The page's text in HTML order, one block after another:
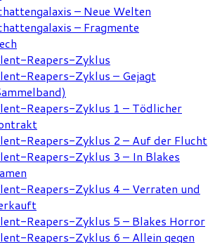
– Neue Welten
– Fragmente
Reapers-Zyklus
Reapers-Zyklus – Gejagt
Reapers-Zyklus 1 – Tödlicher
Reapers-Zyklus 2 – Auf der Flucht
Reapers-Zyklus 3 – In Blakes
Reapers-Zyklus 4 – Verraten und
Reapers-Zyklus 5 – Blakes Horror
Reapers-Zyklus 6 – Allein gegen